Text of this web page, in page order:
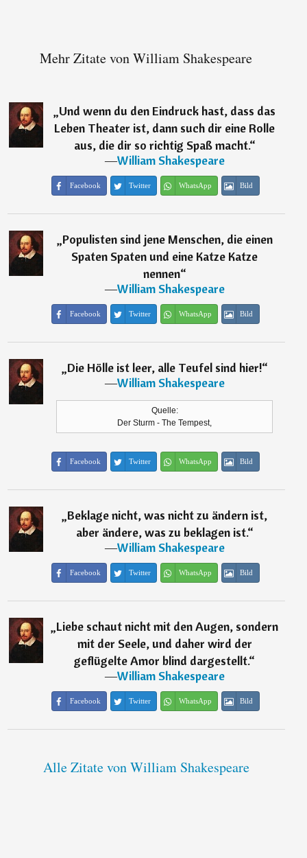
Mehr Zitate von William Shakespeare
„Und wenn du den Eindruck hast, dass das
Leben Theater ist, dann such dir eine Rolle
aus, die dir so richtig Spaß macht.“
―William Shakespeare
Facebook Twitter WhatsApp Bild
„Populisten sind jene Menschen, die einen
Spaten Spaten und eine Katze Katze
nennen“
―William Shakespeare
Facebook Twitter WhatsApp Bild
„Die Hölle ist leer, alle Teufel sind hier!“
―William Shakespeare
Quelle:
Der Sturm - The Tempest,
Facebook Twitter WhatsApp Bild
„Beklage nicht, was nicht zu ändern ist,
aber ändere, was zu beklagen ist.“
―William Shakespeare
Facebook Twitter WhatsApp Bild
„Liebe schaut nicht mit den Augen, sondern
mit der Seele, und daher wird der
geflügelte Amor blind dargestellt.“
―William Shakespeare
Facebook Twitter WhatsApp Bild
Alle Zitate von William Shakespeare